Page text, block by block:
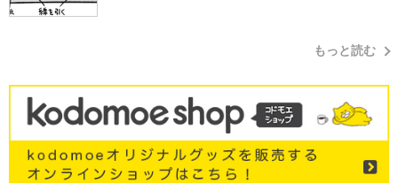
もっと読む